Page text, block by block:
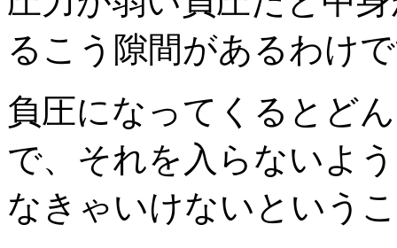
るこう隙間があるわけ
負圧になってくるとど
で、それを入らないよ
なきゃいけないという